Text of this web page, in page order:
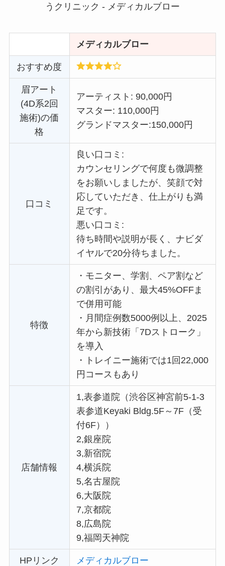
メディカルブロー
おすすめ度
眉アート
(4D系2回
施術)の価
格
アーティスト: 90,000円
マスター: 110,000円
グランドマスター:150,000円
口コミ
良い口コミ:
カウンセリングで何度も微調整
をお願いしましたが、笑顔で対
応していただき、仕上がりも満
足です。
悪い口コミ:
待ち時間や説明が長く、ナビダ
イヤルで20分待ちました。
特徴
・ モニター、学割、ペア割など
の割引があり、最大45%OFFま
で併用可能
・ 月間症例数5000例以上、2025
年から新技術「7Dストローク」
を導入
・
トレイニー施術では1回22,000
円コースもあり
店舗情報
1,表参道院（渋谷区神宮前5-1-3
表参道Keyaki Bldg.5F～7F（受
付6F））
2,銀座院
3,新宿院
4,横浜院
5,名古屋院
6,大阪院
7,京都院
8,広島院
9,福岡天神院
HPリンク メディカルブロー